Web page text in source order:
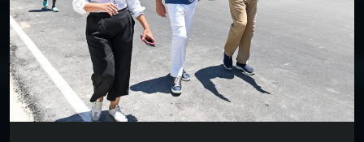
voluntaria a las autoridades para responder al
proceso de investigación. De acuerdo con […]